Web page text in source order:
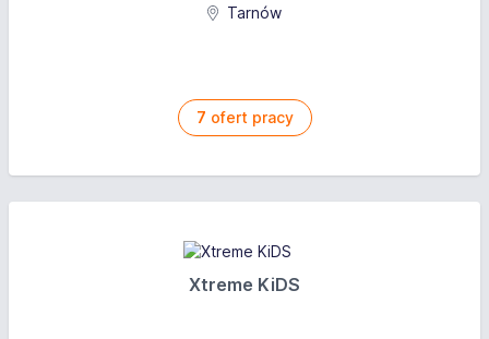
Tarnów
7 ofert pracy
Xtreme KiDS